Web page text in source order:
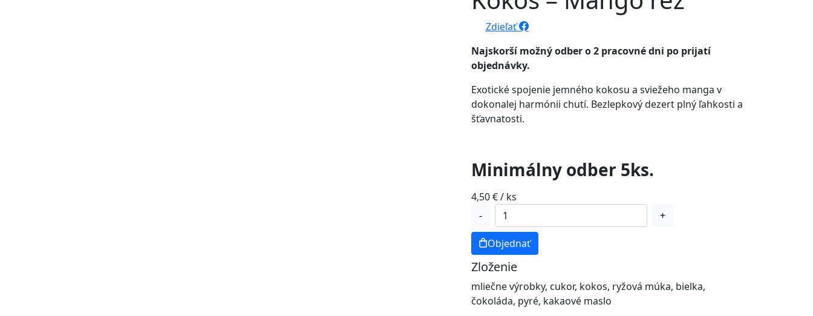
Zdieľať
Najskorší možný odber o 2 pracovné dni po prijatí
objednávky.
Exotické spojenie jemného kokosu a sviežeho manga v
dokonalej harmónii chutí. Bezlepkový dezert plný ľahkosti a
šťavnatosti.
Minimálny odber 5ks.
4,50€/ ks
-
množstvo
Kokos
-
Mango
rez
+
Objednať
Zloženie
mliečne výrobky, cukor, kokos, ryžová múka, bielka,
čokoláda, pyré, kakaové maslo